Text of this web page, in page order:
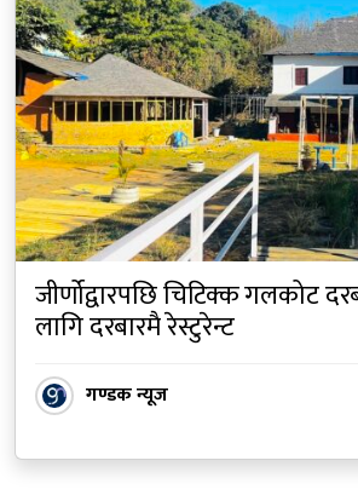
जीर्णोद्वारपछि चिटिक्क गलकोट
लागि दरबारमै रेस्टुरेन्ट
गण्डक न्यूज